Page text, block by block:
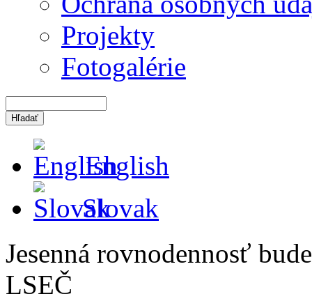
Projekty
Fotogalérie
English
Slovak
Jesenná rovnodennosť
LSEČ